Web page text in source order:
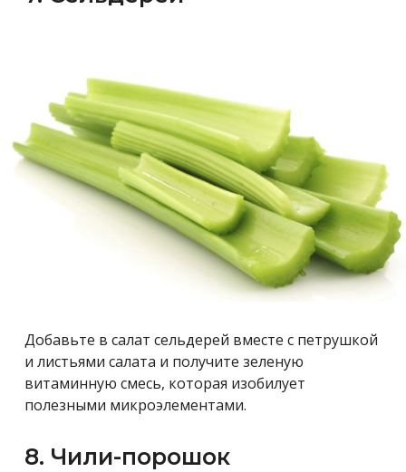
Добавьте в салат сельдерей вместе с петрушкой
и листьями салата и получите зеленую
витаминную смесь, которая изобилует
полезными микроэлементами.
8. Чили-порошок